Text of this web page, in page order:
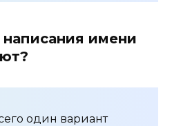
имени
один вариант